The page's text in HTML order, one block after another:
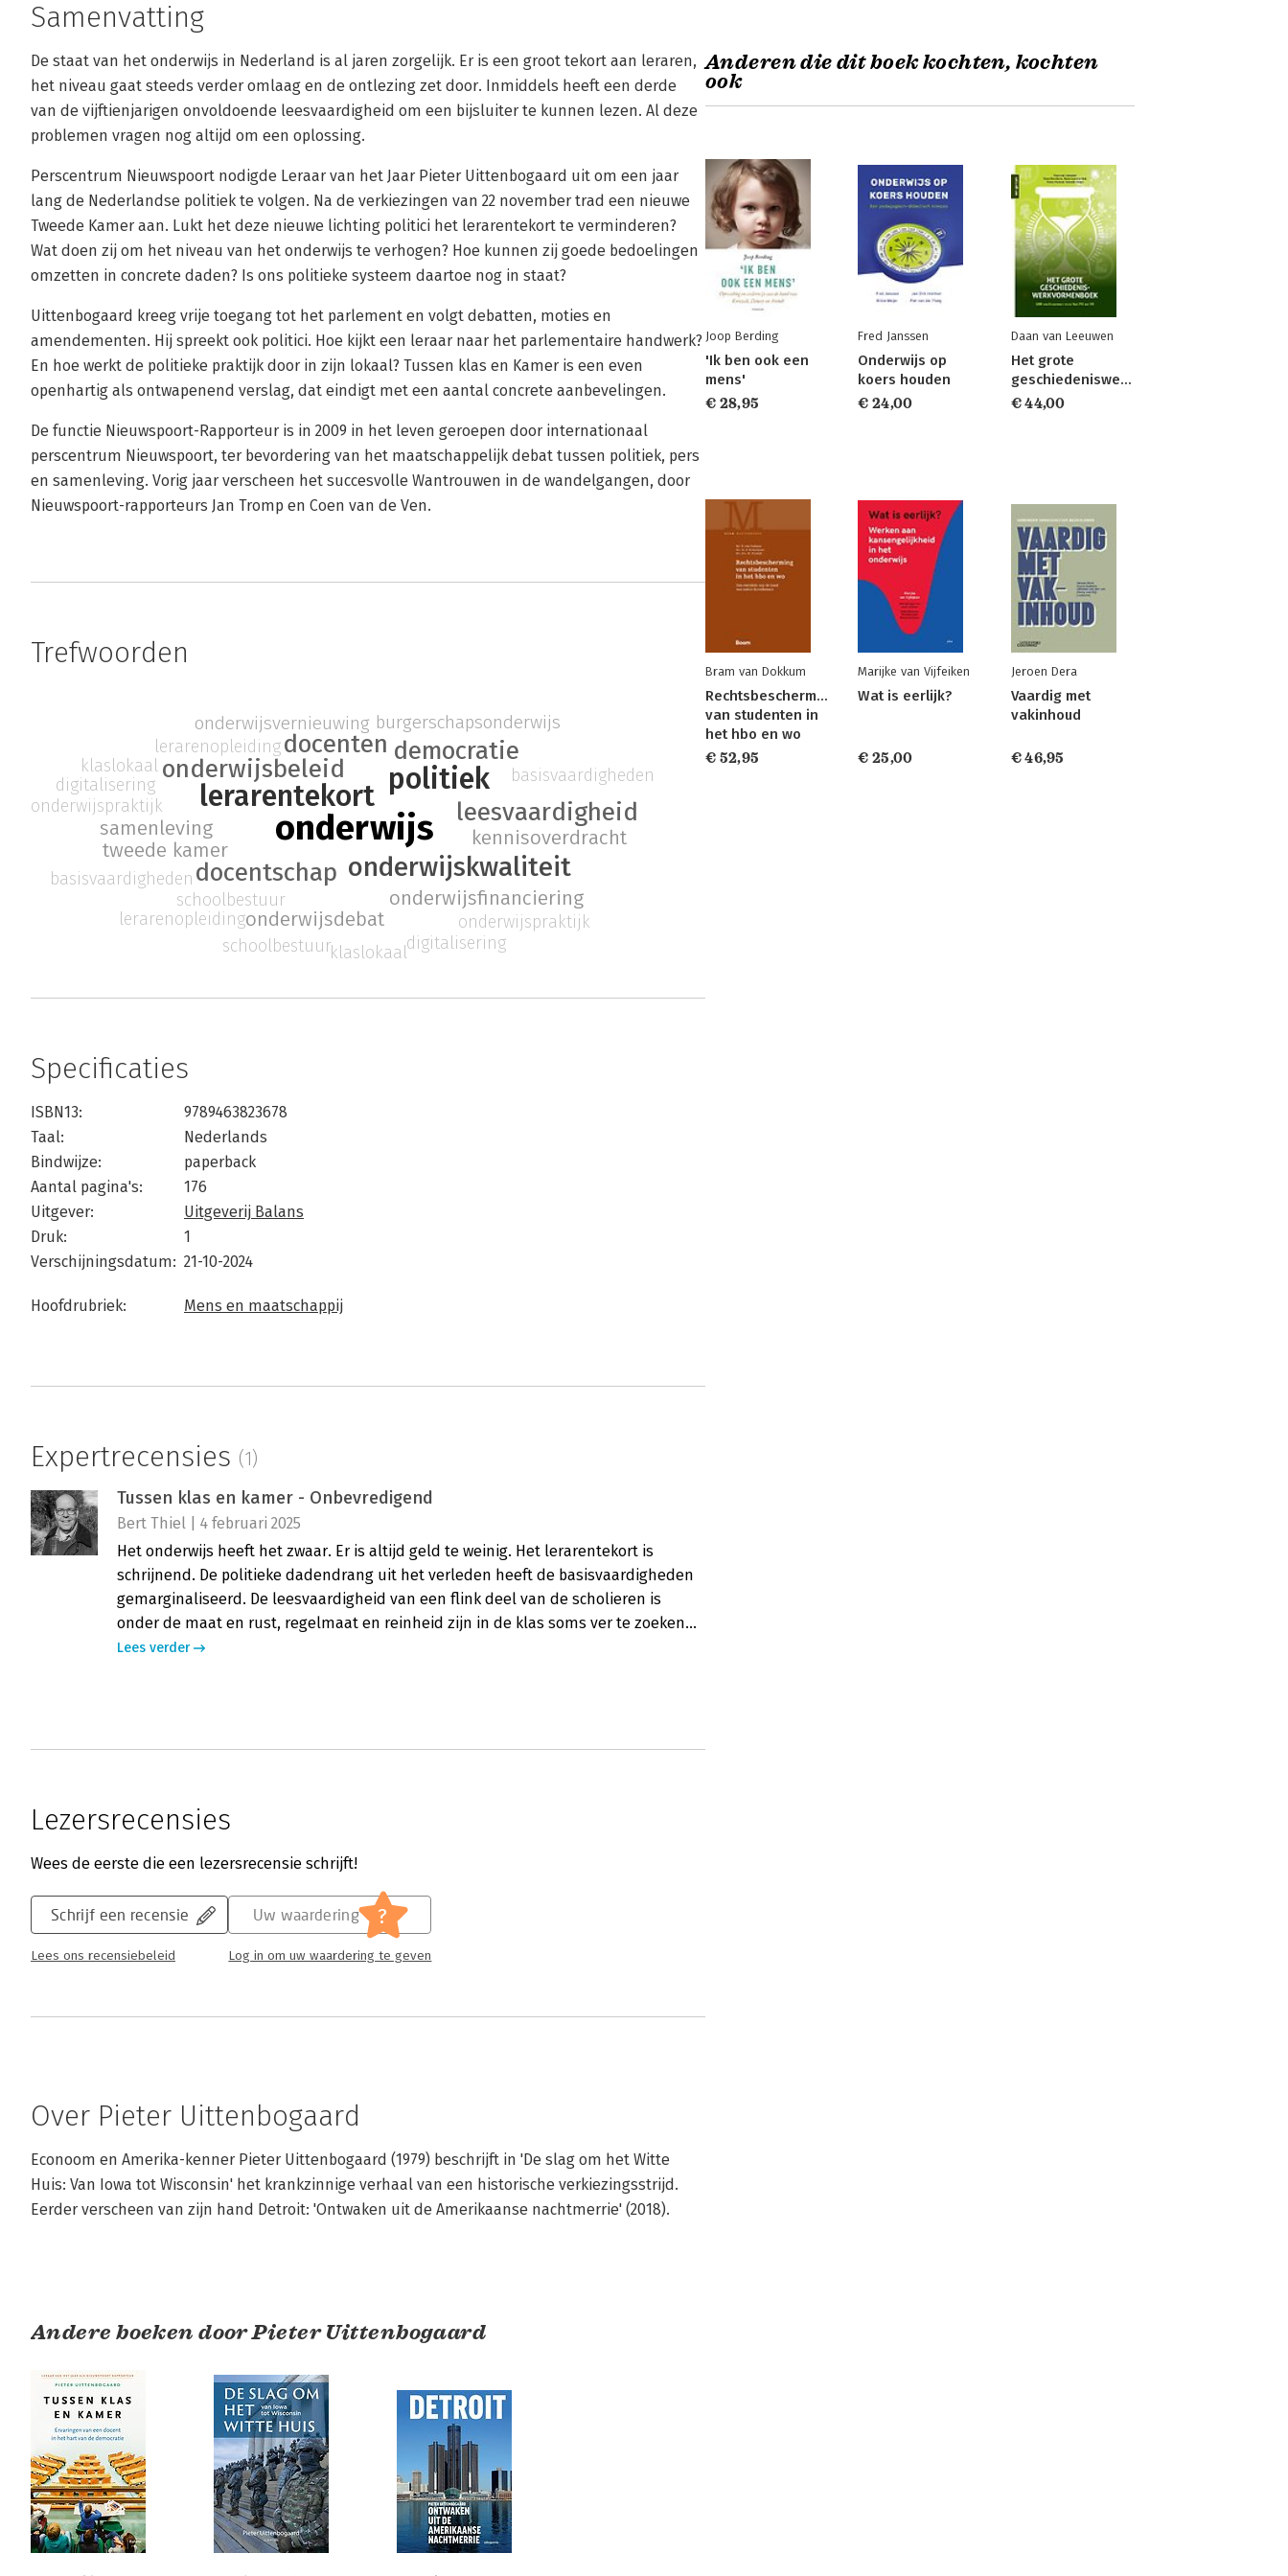
Samenvatting
De staat van het onderwijs in Nederland is al jaren zorgelijk. Er is een groot tekort aan leraren,
het niveau gaat steeds verder omlaag en de ontlezing zet door. Inmiddels heeft een derde
van de vijftienjarigen onvoldoende leesvaardigheid om een bijsluiter te kunnen lezen. Al deze
problemen vragen nog altijd om een oplossing.
Perscentrum Nieuwspoort nodigde Leraar van het Jaar Pieter Uittenbogaard uit om een jaar
lang de Nederlandse politiek te volgen. Na de verkiezingen van 22 november trad een nieuwe
Tweede Kamer aan. Lukt het deze nieuwe lichting politici het lerarentekort te verminderen?
Wat doen zij om het niveau van het onderwijs te verhogen? Hoe kunnen zij goede bedoelingen
omzetten in concrete daden? Is ons politieke systeem daartoe nog in staat?
Uittenbogaard kreeg vrije toegang tot het parlement en volgt debatten, moties en
amendementen. Hij spreekt ook politici. Hoe kijkt een leraar naar het parlementaire handwerk?
En hoe werkt de politieke praktijk door in zijn lokaal? Tussen klas en Kamer is een even
openhartig als ontwapenend verslag, dat eindigt met een aantal concrete aanbevelingen.
De functie Nieuwspoort-Rapporteur is in 2009 in het leven geroepen door internationaal
perscentrum Nieuwspoort, ter bevordering van het maatschappelijk debat tussen politiek, pers
en samenleving. Vorig jaar verscheen het succesvolle Wantrouwen in de wandelgangen, door
Nieuwspoort-rapporteurs Jan Tromp en Coen van de Ven.
Trefwoorden
onderwijs
lerarentekort politiek
onderwijskwaliteit
docentschap
onderwijsbeleid
docenten democratie
leesvaardigheid
kennisoverdracht
onderwijsfinanciering
onderwijsdebat
tweede kamer
samenleving
onderwijsvernieuwing burgerschapsonderwijs
schoolbestuur
lerarenopleiding
basisvaardigheden
onderwijspraktijk
digitalisering
klaslokaal
schoolbestuur
lerarenopleiding
basisvaardigheden
onderwijspraktijk
digitalisering
klaslokaal
Specificaties
ISBN13:
9789463823678
Taal:
Nederlands
Bindwijze:
paperback
Aantal pagina's:
176
Uitgever:
Uitgeverij Balans
Druk:
1
Verschijningsdatum: 21-10-2024
Hoofdrubriek: Mens en maatschappij
Expertrecensies (1)
Tussen klas en kamer - Onbevredigend
Bert Thiel | 4 februari 2025
Het onderwijs heeft het zwaar. Er is altijd geld te weinig. Het lerarentekort is
schrijnend. De politieke dadendrang uit het verleden heeft de basisvaardigheden
gemarginaliseerd. De leesvaardigheid van een flink deel van de scholieren is
onder de maat en rust, regelmaat en reinheid zijn in de klas soms ver te zoeken...
Lees verder
Lezersrecensies
Wees de eerste die een lezersrecensie schrijft!
Schrijf een recensie
Lees ons recensiebeleid
Uw waardering ?
Log in om uw waardering te geven
Over Pieter Uittenbogaard
Econoom en Amerika-kenner Pieter Uittenbogaard (1979) beschrijft in 'De slag om het Witte
Huis: Van Iowa tot Wisconsin' het krankzinnige verhaal van een historische verkiezingsstrijd.
Eerder verscheen van zijn hand Detroit: 'Ontwaken uit de Amerikaanse nachtmerrie' (2018).
Andere boeken door Pieter Uittenbogaard
Anderen die dit boek kochten, kochten
ook
Joop Berding
'Ik ben ook een
mens'
€ 28,95
Fred Janssen
Onderwijs op
koers houden
€ 24,00
Daan van Leeuwen
Het grote
geschiedeniswerkvormenboek
€ 44,00
Bram van Dokkum
Rechtsbescherming
van studenten in
het hbo en wo
€ 52,95
Marijke van Vijfeiken
Wat is eerlijk?
€ 25,00
Jeroen Dera
Vaardig met
vakinhoud
€ 46,95